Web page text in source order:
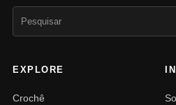
EXPLORE
Crochê